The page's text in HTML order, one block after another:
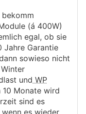
geplant.
(á 400W)
egal, ob sie
Jahre Garantie
sowieso nicht
und WP
10 Monate wird
sind es
es wieder